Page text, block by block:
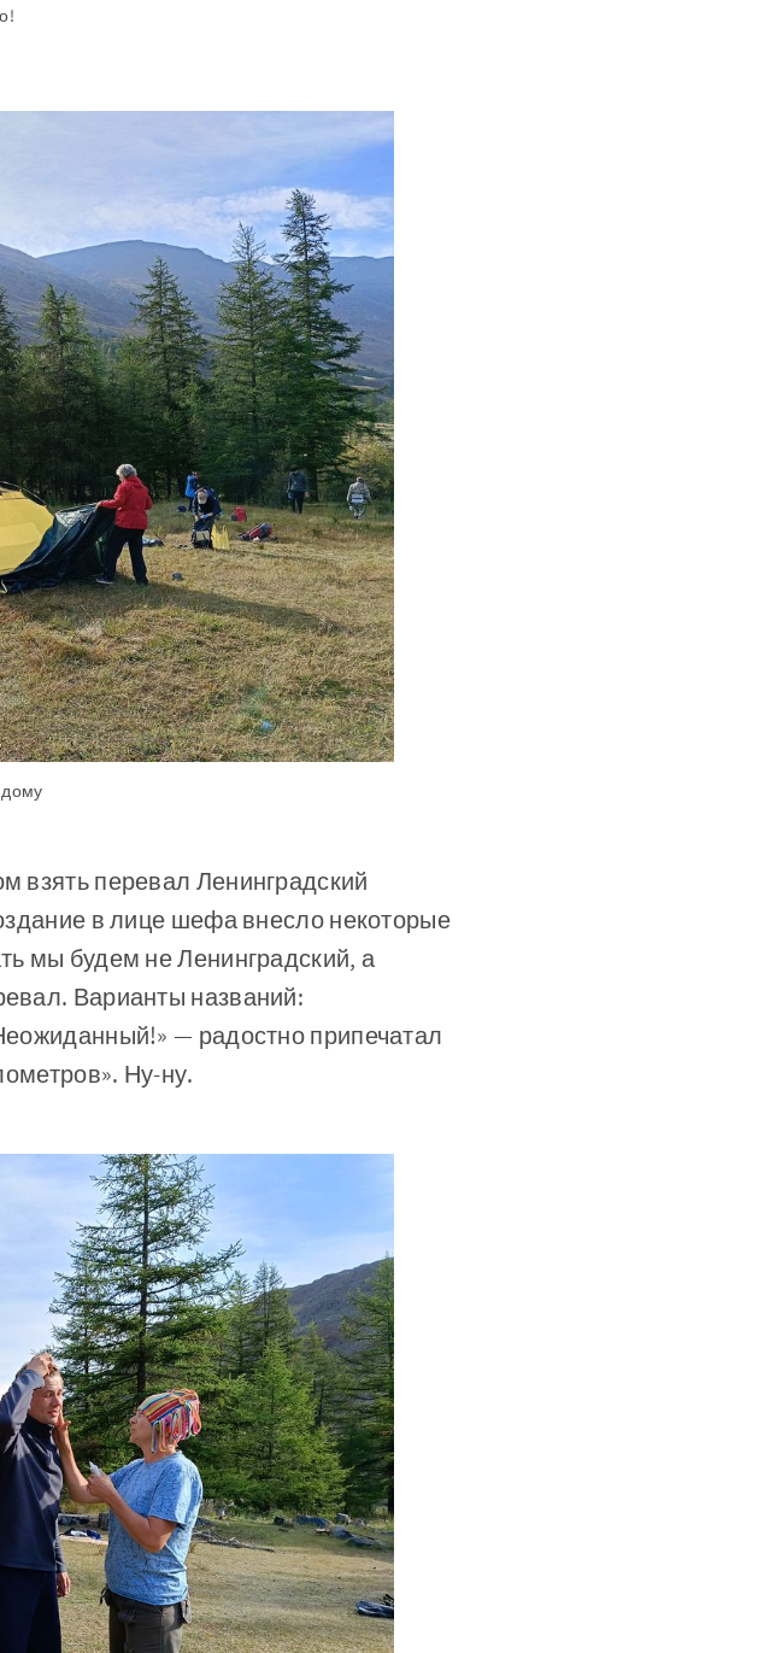
взять перевал Ленинградский
в лице шефа внесло некоторые
мы будем не Ленинградский, а
Варианты названий:
— радостно припечатал
Ну-ну.